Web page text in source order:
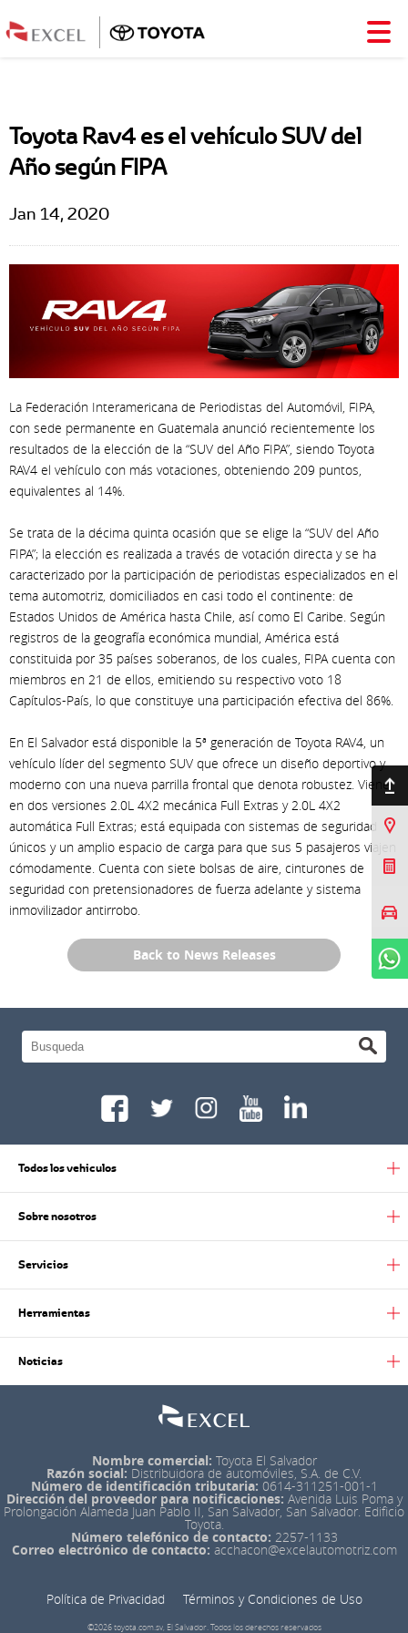
Toyota Rav4 es el vehículo SUV del
Año según FIPA
Jan 14, 2020
La Federación Interamericana de Periodistas del Automóvil, FIPA,
con sede permanente en Guatemala anunció recientemente los
resultados de la elección de la “SUV del Año FIPA”, siendo Toyota
RAV4 el vehículo con más votaciones, obteniendo 209 puntos,
equivalentes al 14%.
Se trata de la décima quinta ocasión que se elige la “SUV del Año
FIPA”; la elección es realizada a través de votación directa y se ha
caracterizado por la participación de periodistas especializados en el
tema automotriz, domiciliados en casi todo el continente: de
Estados Unidos de América hasta Chile, así como El Caribe. Según
registros de la geografía económica mundial, América está
constituida por 35 países soberanos, de los cuales, FIPA cuenta con
miembros en 21 de ellos, emitiendo su respectivo voto 18
Capítulos-País, lo que constituye una participación efectiva del 86%.
En El Salvador está disponible la 5ª generación de Toyota RAV4, un
vehículo líder del segmento SUV que ofrece un diseño deportivo y
moderno con una nueva parrilla frontal que denota robustez. Viene
en dos versiones 2.0L 4X2 mecánica Full Extras y 2.0L 4X2
automática Full Extras; está equipada con sistemas de seguridad
únicos y un amplio espacio de carga para que sus 5 pasajeros viajen
cómodamente. Cuenta con siete bolsas de aire, cinturones de
seguridad con pretensionadores de fuerza adelante y sistema
inmovilizador antirrobo.
Back to News Releases
Todos los vehiculos
Sobre nosotros
Servicios
Herramientas
Noticias
Nombre comercial: Toyota El Salvador
Razón social: Distribuidora de automóviles, S.A. de C.V.
Número de identificación tributaria: 0614-311251-001-1
Dirección del proveedor para notificaciones: Avenida Luis Poma y
Prolongación Alameda Juan Pablo II, San Salvador, San Salvador. Edificio
Toyota.
Número telefónico de contacto: 2257-1133
Correo electrónico de contacto: acchacon@excelautomotriz.com
Política de Privacidad Términos y Condiciones de Uso
©2026 toyota.com.sv, El Salvador. Todos los derechos reservados
Ir arriba
Sucursales
Cotizar Mi Toyota
WhatsApp